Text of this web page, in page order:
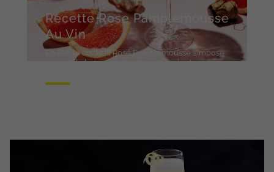
Recette Rose Pamplemousse
Au Vin
En été, le cocktail Rosé Pamplemousse s’impose
comme la boisson incontournable des terrasses